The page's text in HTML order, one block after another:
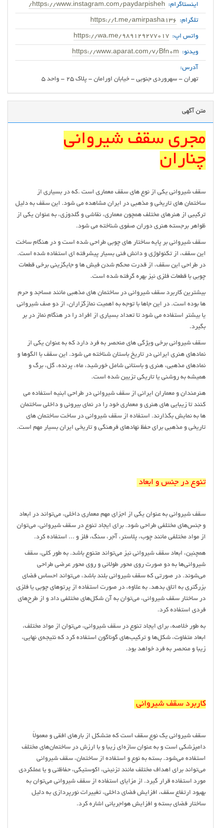
اینستاگرام: https://www.instagram.com/paydarpisheh/
تلگرام: https://t.me/amirpasha136
واتس اپ: https://wa.me/989129277017
ویدئو: https://www.aparat.com/v/Bfn0m
آدرس:
تهران - سهروردی جنوبی - خیابان اورامان - پلاک 25 - واحد 5
متن آگهی
مجری سقف شیروانی
چناران
سقف شیروانی یکی از نوع های سقف معماری است .که در بسیاری از
ساختمان های تاریخی و مذهبی در ایران مشاهده می شود. این سقف به دلیل
ترکیبی از هنرهای مختلف همچون معماری، نقاشی و گلدوزی، به عنوان یکی از
ظواهر برجسته هنری دوران صفوی شناخته می شود.
سقف شیروانی بر پایه ساختار های چوبی طراحی شده است و در هنگام ساخت
این سقف، از تکنولوژی و دانش فنی بسیار پیشرفته ای استفاده شده است.
در طراحی این سقف، از قدرت محکم شدن فیش ها و جایگزینی برخی قطعات
چوبی با قطعات فلزی نیز بهره گرفته شده است.
بیشترین کاربرد سقف شیروانی در ساختمان های مذهبی مانند مساجد و حرم
ها بوده است. در این جاها با توجه به اهمیت نمازگزاران، از دو صف شیروانی
یا بیشتر استفاده می شود تا تعداد بسیاری از افراد را در هنگام نماز در بر
بگیرد.
سقف شیروانی برخی ویژگی های منحصر به فرد دارد که به عنوان یکی از
نمادهای هنری ایرانی در تاریخ باستان شناخته می شود. این سقف با الگوها و
نمادهای مذهبی، هنری و باستانی شامل خورشید، ماه، پرنده، گل، برگ و
همیشه به روشنی یا تاریکی تزیین شده است.
هنرمندان و معماران ایرانی از سقف شیروانی در طراحی ابنیه استفاده می
کنند تا زیبایی های هنری و معماری خود را در نمای بیرونی و داخلی ساختمان
ها به نمایش بگذارند. استفاده از سقف شیروانی در ساخت ساختمان های
تاریخی و مذهبی برای حفظ نهادهای فرهنگی و تاریخی ایران بسیار مهم است.
تنوع در جنس و ابعاد
سقف شیروانی به عنوان یکی از اجزای مهم معماری داخلی، می‌تواند در ابعاد
و جنس‌های مختلفی طراحی شود. برای ایجاد تنوع در سقف شیروانی، می‌توان
از مواد مختلفی مانند چوب، پلاستر، آجر، سنگ، فلز و ... استفاده کرد.
همچنین، ابعاد سقف شیروانی نیز می‌تواند متنوع باشد. به طور کلی، سقف
شیروانی‌ها به دو صورت روی محور طولانی و روی محور عرضی طراحی
می‌شوند. در صورتی که سقف شیروانی بلند باشد، می‌تواند احساس فضای
بزرگتری به اتاق بدهد. به علاوه، در صورت استفاده از پرتوهای چوبی یا فلزی
در ساختار سقف شیروانی، می‌توان به آن شکل‌های مختلفی داد و از طرح‌های
فردی استفاده کرد.
به طور خلاصه، برای ایجاد تنوع در سقف شیروانی، می‌توان از مواد مختلف،
ابعاد متفاوت، شکل‌ها و ترکیب‌های گوناگون استفاده کرد که نتیجه‌ی نهایی،
زیبا و منحصر به فرد خواهد بود.
کاربرد سقف شيروانی
سقف شیروانی یک نوع سقف است که متشکل از بارهای افقی و معمولاً
دامپزشکی است و به عنوان سازه‌ای زیبا و با ارزش در ساختمان‌های مختلف
استفاده می‌شود. بسته به نوع و استفاده از ساختمان، سقف شیروانی
می‌تواند برای اهداف مختلف مانند تزئینی، اکوستیکی، حفاظتی و یا عملکردی
مورد استفاده قرار گیرد. از مزایای استفاده از سقف شیروانی می‌توان به
بهبود ارتفاع سقف، افزایش فضای داخلی، تغییرات نورپردازی به دلیل
ساختار فضای بسته و افزایش هواجریانی اشاره کرد.